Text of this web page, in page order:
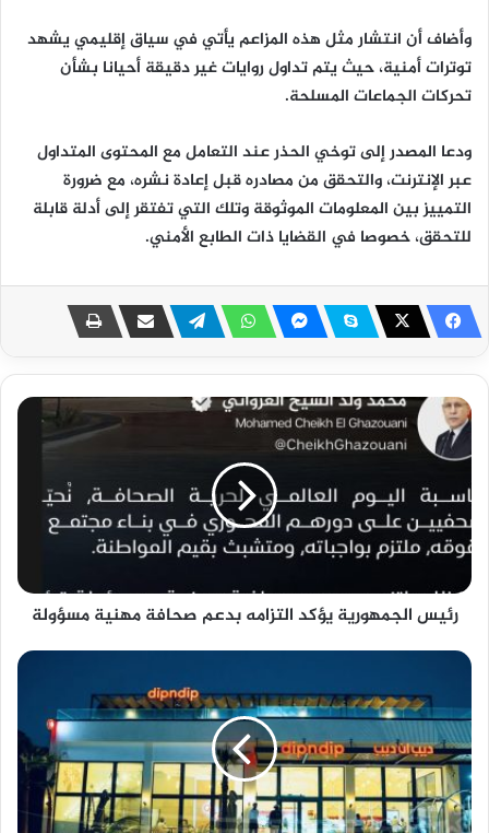
وأضاف أن انتشار مثل هذه المزاعم يأتي في سياق إقليمي يشهد
توترات أمنية، حيث يتم تداول روايات غير دقيقة أحيانا بشأن
تحركات الجماعات المسلحة.
ودعا المصدر إلى توخي الحذر عند التعامل مع المحتوى المتداول
عبر الإنترنت، والتحقق من مصادره قبل إعادة نشره، مع ضرورة
التمييز بين المعلومات الموثوقة وتلك التي تفتقر إلى أدلة قابلة
للتحقق، خصوصا في القضايا ذات الطابع الأمني.
رئيس الجمهورية يؤكد التزامه بدعم صحافة مهنية مسؤولة